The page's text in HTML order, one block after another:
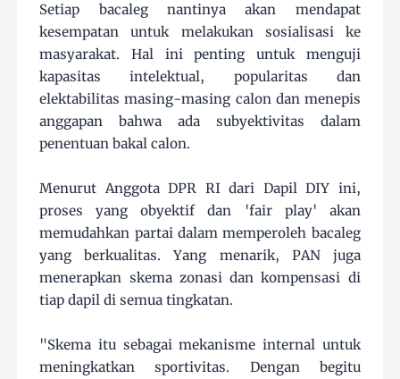
Setiap bacaleg nantinya akan mendapat
kesempatan untuk melakukan sosialisasi ke
masyarakat. Hal ini penting untuk menguji
kapasitas intelektual, popularitas dan
elektabilitas masing-masing calon dan menepis
anggapan bahwa ada subyektivitas dalam
penentuan bakal calon.
Menurut Anggota DPR RI dari Dapil DIY ini,
proses yang obyektif dan 'fair play' akan
memudahkan partai dalam memperoleh bacaleg
yang berkualitas. Yang menarik, PAN juga
menerapkan skema zonasi dan kompensasi di
tiap dapil di semua tingkatan.
"Skema itu sebagai mekanisme internal untuk
meningkatkan sportivitas. Dengan begitu